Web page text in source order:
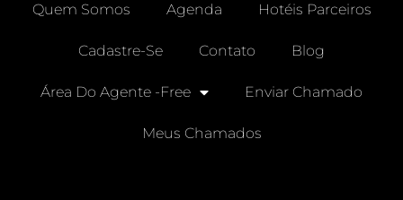
Quem Somos Agenda Hotéis Parceiros
Cadastre-Se Contato Blog
Área Do Agente -free Enviar Chamado
Meus Chamados